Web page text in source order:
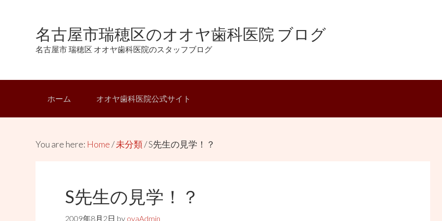
navigation
名古屋市瑞穂区のオオヤ歯科医院 ブログ
名古屋市 瑞穂区 オオヤ歯科医院のスタッフブログ
navigation
ホーム オオヤ歯科医院公式サイト
You are here: Home/未分類/S先生の見学！？
S先生の見学！？
2009年8月2日 by oyaAdmin